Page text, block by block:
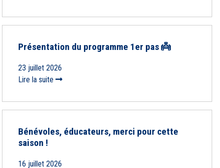
Présentation du programme 1er pas 👼
23 juillet 2026
Lire la suite
Bénévoles, éducateurs, merci pour cette
saison !
16 juillet 2026